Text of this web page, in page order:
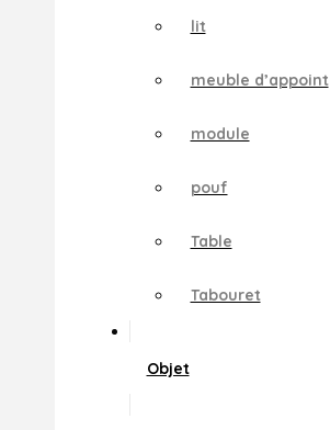
lit
meuble d’appoint
module
pouf
Table
Tabouret
Objet